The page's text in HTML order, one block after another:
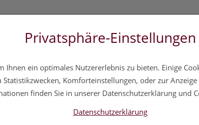
Hautpflege Familie Nahrungsergänzung
Privatsphäre-Einstellungen
Ihnen ein optimales Nutzererlebnis zu bieten. Einige
Komforteinstellungen, oder zur
finden Sie in unserer Datenschutzerklärung und
Datenschutzerklärung